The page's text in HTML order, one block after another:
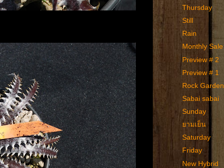
Thursday
Still
Rain
Monthly Sale
Preview # 2
Preview # 1
Rock Garden
Sabai sabai
Sunday
ยามเย็น
Saturday
Friday
New Hybrid